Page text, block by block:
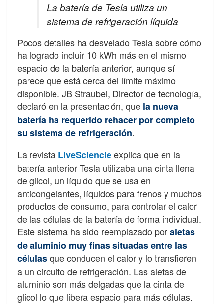
La batería de Tesla utiliza un
sistema de refrigeración líquida
Pocos detalles ha desvelado Tesla sobre cómo
ha logrado incluir 10 kWh más en el mismo
espacio de la batería anterior, aunque sí
parece que está cerca del límite máximo
disponible. JB Straubel, Director de tecnología,
declaró en la presentación, que la nueva
batería ha requerido rehacer por completo
su sistema de refrigeración.
La revista LiveSciencieexplica que en la
batería anterior Tesla utilizaba una cinta llena
de glicol, un líquido que se usa en
anticongelantes, líquidos para frenos y muchos
productos de consumo, para controlar el calor
de las células de la batería de forma individual.
Este sistema ha sido reemplazado poraletas
de aluminio muy finas situadas entre las
célulasque conducen el calor y lo transfieren
a un circuito de refrigeración. Las aletas de
aluminio son más delgadas que la cinta de
glicol lo que libera espacio para más células.